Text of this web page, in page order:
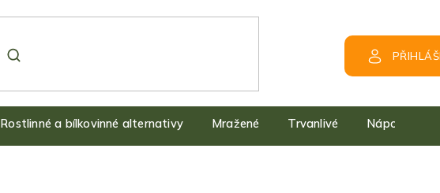
Rostlinné a bílkovinné alternativy Mražené Trvanlivé Nápoje